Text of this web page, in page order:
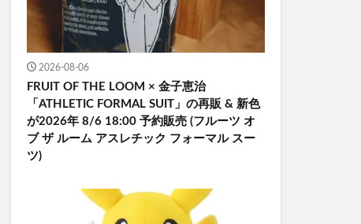
2026-08-06
FRUIT OF THE LOOM × 金子恵治
「ATHLETIC FORMAL SUIT」の再販 & 新色
が2026年 8/6 18:00 予約販売 (フルーツ オ
ブ ザ ルーム アスレチック フォーマル スー
ツ)